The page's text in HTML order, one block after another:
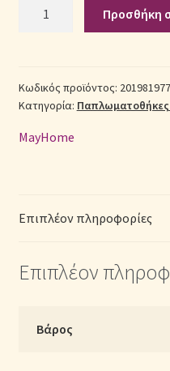
Σεντόνια Σετ
Παπλωματοθήκη
(Π:
200cm
Μ:
Μονόχρωμη
ποσότητα
Προσθήκη
Κωδικός προϊόντος:
Κατηγορία:
MayHome
Επιπλέον πληροφορίες
Επιπλέον
Βάρος